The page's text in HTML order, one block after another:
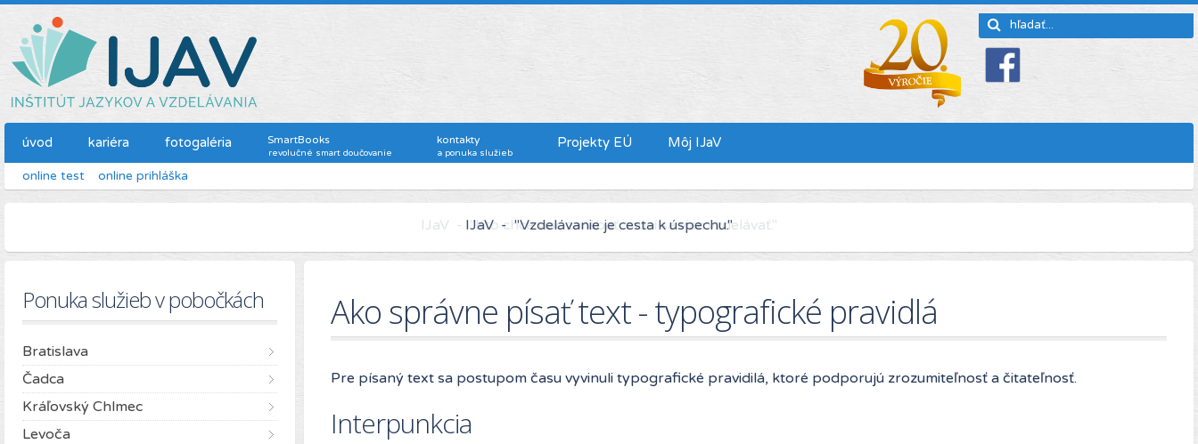
úvod kariéra fotogaléria SmartBooks
revolučné smart doučovanie
kontakty
a ponuka služieb
Projekty EÚ Môj IJaV
online test online prihláška
IJaV - "Kto chce viac zarábať, musí sa viac vzdelávať."
Ako správne písať text - typografické pravidlá
Pre písaný text sa postupom času vyvinuli typografické pravidilá, ktoré podporujú zrozumiteľnosť a čitateľnosť.
Interpunkcia
Ponuka služieb v pobočkách
Bratislava
Čadca
Kráľovský Chlmec
Levoča